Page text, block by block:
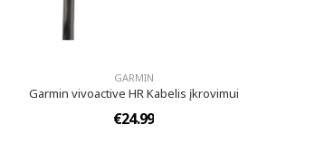
GARMIN
Garmin vivoactive HR Kabelis įkrovimui
€24.99